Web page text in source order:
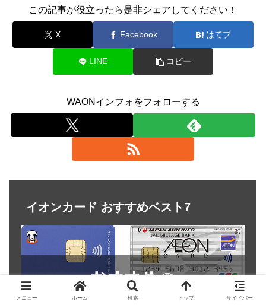
この記事が役立ったら是非シェアしてください！
X Facebook はてブ
LINE コピー
WAONインフォをフォローする
イオンカード おすすめベスト7
メニュー ホーム 検索 トップ サイドバー